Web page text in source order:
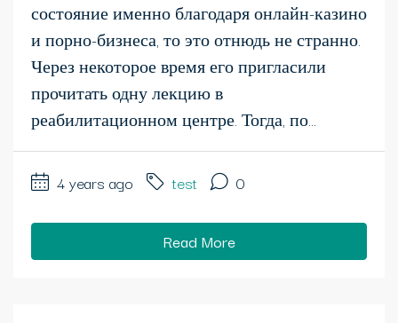
состояние именно благодаря онлайн-казино
и порно-бизнеса, то это отнюдь не странно.
Через некоторое время его пригласили
прочитать одну лекцию в
реабилитационном центре. Тогда, по...
4 years ago test 0
Read More